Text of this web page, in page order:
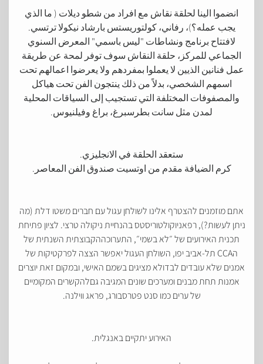
انضموا الينا لحلقة نقاش مع افراد من شطو ديلات ( ما الذي
يجب عمله؟)، رفاني، كولتوريستس بارشاد نيكولا ترتسي.
لافتتاح برنامج ونشاطات "ليس باسمي" المعرض السنوي
الجماعي للمركز، حلقة النقاش سوف توفر لمحة عن طريقة
عمل فنانين الذيين لا يعملوا بمفردهم ولا يعرضوا اعمالهم تحت
اسمهم الشخصي، بدلاً من ذلك ينتجون الفن تحت هياكل
والمصفوفات المختلفة التي تستجيب إلى السياقات المحلية
لمدن مثل سانت بطرسبرغ، براغ وفيلنيوس.
ستعقد الحلقة في الانجليزي.
كرم الضيافة مقدم من اوتسيت صندوق الفن المعاصر.
אתם מוזמנים להצטרף אלינו לשולחן עגול עם חברים משטו דלת (מה
ניתן לעשות?), רפאניוקולטוריסטס בהנחיית ניקולה טרצי. לציון פתיחת
תכנית האירועים של ״לא בשמי״, התערוכההקבוצתית השנתית של
הCCA תל-אביב יפו, השולחן העגול יאפשר הצצה לפרקטיקות של
אמנים שלא עובדים לבדולא מציגים בשמם האישי, ובמקום זאת יוצרים
אמנות תחת מבנים ומערכים שונים המגיבה גםלהקשרים המקומיים
של ערים כמו סנט פטרסבורג, פראג ווילנה.
האירוע יתקיים באנגלית.